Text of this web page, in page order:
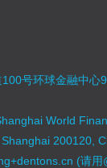
号环球金融中心
World
200120,
(请用